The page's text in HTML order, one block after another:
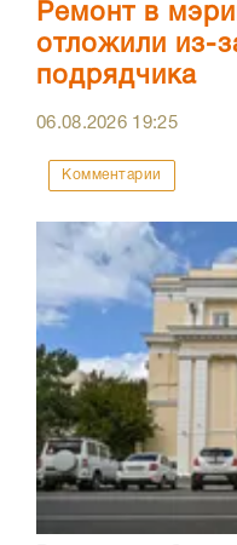
Ремонт в
отложили из-
подрядчика
06.08.2026 19:25
Комментарии